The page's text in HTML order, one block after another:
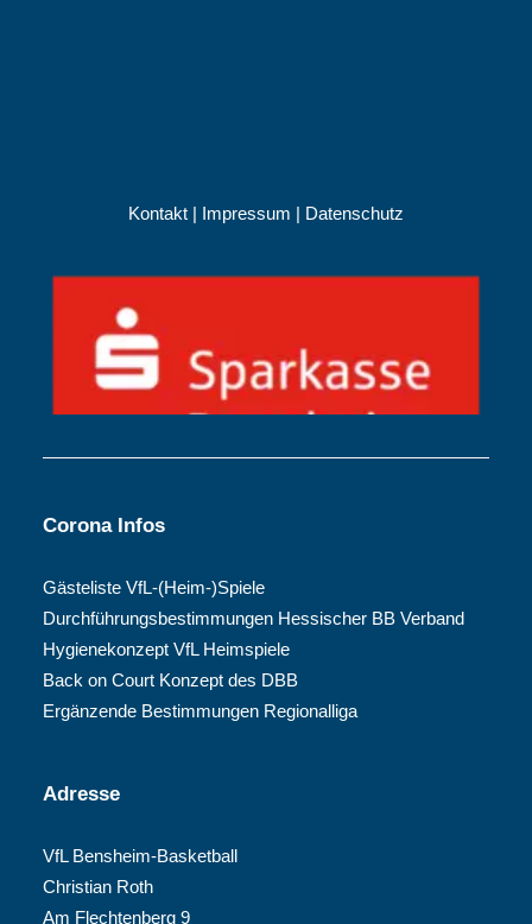
Kontakt | Impressum | Datenschutz
Corona Infos
Gästeliste VfL-(Heim-)Spiele
Durchführungsbestimmungen Hessischer BB Verband
Hygienekonzept VfL Heimspiele
Back on Court Konzept des DBB
Ergänzende Bestimmungen Regionalliga
Adresse
VfL Bensheim-Basketball
Christian Roth
Am Flechtenberg 9